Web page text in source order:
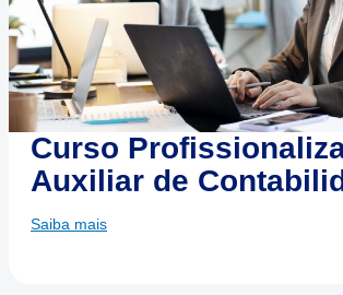
Curso
Auxiliar de
Saiba mais